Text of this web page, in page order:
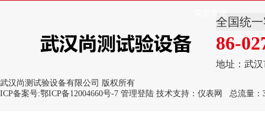
全国统
86-
地址：武
武汉尚测试验设备有限公司 版权所有
ICP备案号:鄂ICP备12004660号-7 管理登陆 技术支持： 仪表网 总流量：